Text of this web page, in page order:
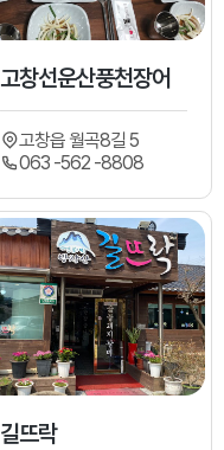
고창선운산풍천장어
고창읍 월곡8길 5
063 -562 -8808
길뜨락